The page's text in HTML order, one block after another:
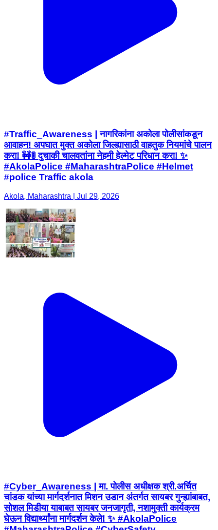
#Traffic_Awareness | नागरिकांना अकोला पोलीसांकडून
आवाहन! अपघात मुक्त अकोला जिल्ह्यासाठी वाहतुक नियमांचे पालन
करा! 🚧🚦 दुचाकी चालवतांना नेहमी हेल्मेट परिधान करा! ✨
#AkolaPolice #MaharashtraPolice #Helmet
#police Traffic akola
Akola, Maharashtra | Jul 29, 2026
#Cyber_Awareness | मा. पोलीस अधीक्षक श्री.अर्चित
चांडक यांच्या मार्गदर्शनात मिशन उडान अंतर्गत सायबर गुन्ह्यांबाबत,
सोशल मिडीया याबाबत सायबर जनजागृती, नशामुक्ती कार्यक्रम
घेऊन विद्यार्थ्यांना मार्गदर्शन केले! ✨ #AkolaPolice